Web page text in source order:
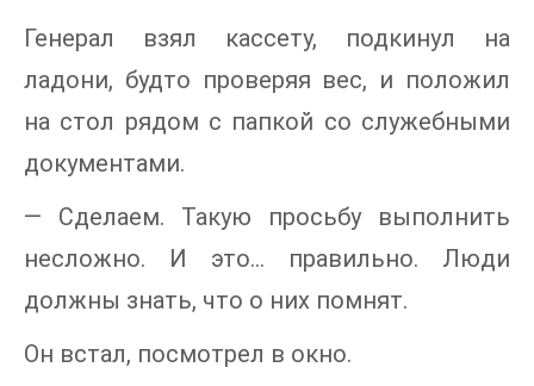
Генерал взял кассету, подкинул на
ладони, будто проверяя вес, и положил
на стол рядом с папкой со служебными
документами.
— Сделаем. Такую просьбу выполнить
несложно. И это… правильно. Люди
должны знать, что о них помнят.
Он встал, посмотрел в окно.